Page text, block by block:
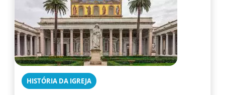
HISTÓRIA DA IGREJA